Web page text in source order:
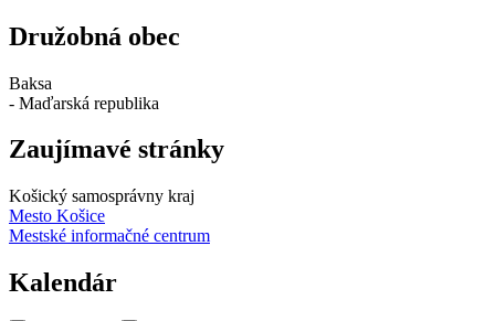
Družobná obec
Baksa
- Maďarská republika
Zaujímavé stránky
Košický samosprávny kraj
Mesto Košice
Mestské informačné centrum
Kalendár